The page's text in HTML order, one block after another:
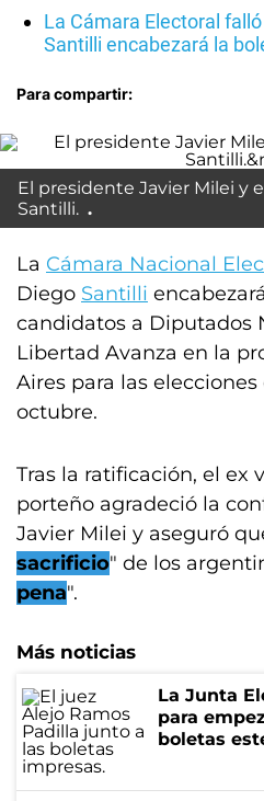
La Cámara Electoral
Santilli encabezará la
Para compartir:
El presidente Javier Milei y
Santilli.
La Cámara Nacional
Diego Santilli
candidatos a Diputados
Libertad Avanza en la
Aires para las
octubre.
Tras la ratificación, el ex
porteño agradeció la
Javier Milei y aseguró
sacrificio" de los
pena".
Más noticias
La Junta
para
boletas